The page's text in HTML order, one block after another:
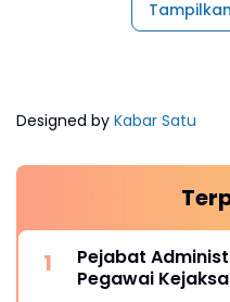
Designed by Kabar Satu
Pejabat
Pegawai